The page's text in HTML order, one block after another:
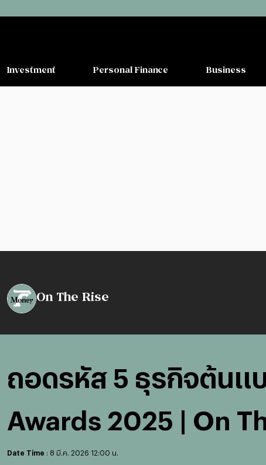
Investment Personal Finance Business
On The Rise
ถอดรหัส 5 ธุรกิจต้นแ
Awards 2025 | On
Date Time : 8 มี.ค. 2026 12:00 น.